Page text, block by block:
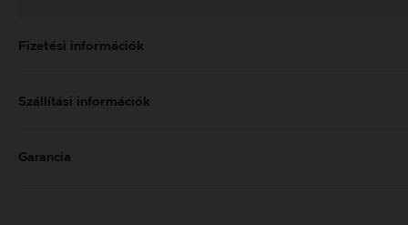
Fizetési információk
Szállítási információk
Garancia